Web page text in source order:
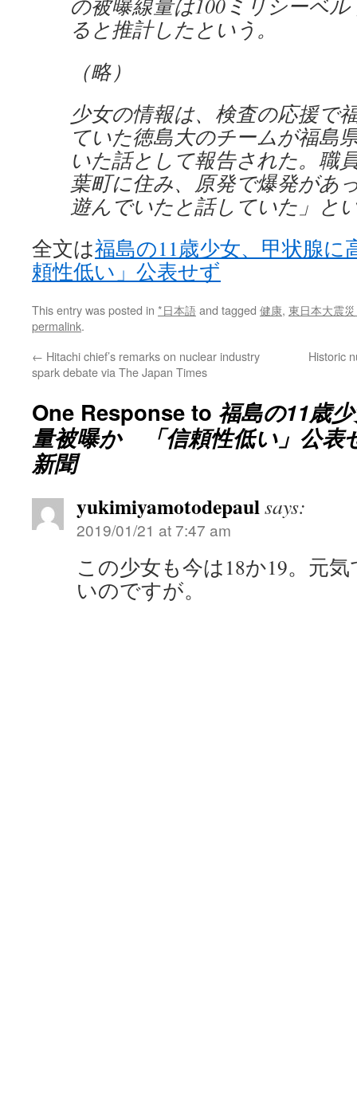
の被曝線量は100ミリシーベ
ると推計したという。
（略）
少女の情報は、検査の応援で
ていた徳島大のチームが福島
いた話として報告された。職
葉町に住み、原発で爆発があ
遊んでいたと話していた」と
全文は福島の11歳少女、甲状腺
頼性低い」公表せず
This entry was posted in *日本語and tagged 健康, 東日本大震
permalink.
← Hitachi chief’s remarks on nuclear industry
spark debate via The Japan Times
Historic
One Response to 福島の11歳
量被曝か 「信頼性低い」公表
新聞
yukimiyamotodepaulsays:
2019/01/21 at 7:47 am
この少女も今は18か19。元
いのですが。